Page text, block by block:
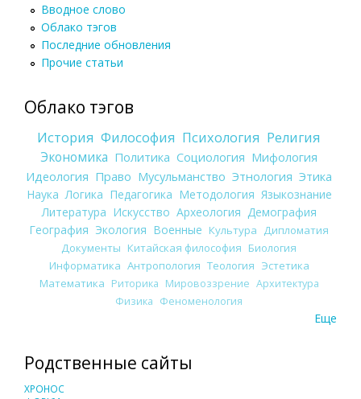
Вводное слово
Облако тэгов
Последние обновления
Прочие статьи
Облако тэгов
История Философия Психология Религия
Экономика Политика Социология Мифология
Идеология Право Мусульманство Этнология Этика
Наука Логика Педагогика Методология Языкознание
Литература Искусство Археология Демография
География Экология Военные Культура
Дипломатия
Документы Китайская философия Биология
Информатика Антропология Теология Эстетика
Математика Риторика Мировоззрение Архитектура
Физика Феноменология
Еще
Родственные сайты
ХРОНОС